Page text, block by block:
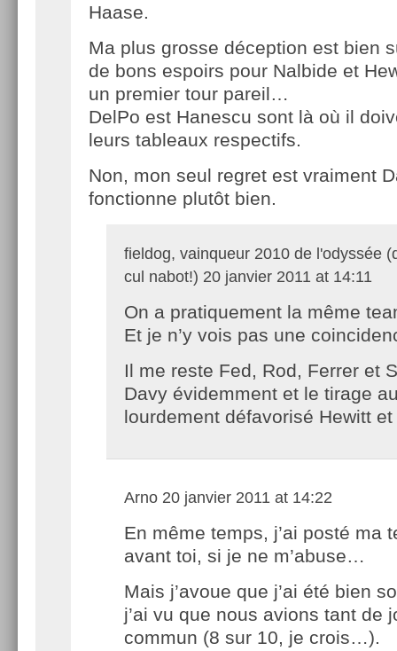
Haase.
Ma plus grosse déception est bien
de bons espoirs pour Nalbide et
un premier tour pareil…
DelPo est Hanescu sont là où il
leurs tableaux respectifs.
Non, mon seul regret est vraiment
fonctionne plutôt bien.
fieldog, vainqueur 2010 de l'odyssée
cul nabot!) 20 janvier 2011 at 14:11
On a pratiquement la même
Et je n’y vois pas une
Il me reste Fed, Rod, Ferrer et
Davy évidemment et le tirage
lourdement défavorisé Hewitt
Arno 20 janvier 2011 at 14:22
En même temps, j’ai posté ma
avant toi, si je ne m’abuse…
Mais j’avoue que j’ai été bien
j’ai vu que nous avions tant de
commun (8 sur 10, je crois…).